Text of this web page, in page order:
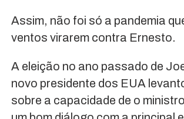
Assim, não foi só a pandemia
ventos virarem contra Ernesto.
A eleição no ano passado de
novo presidente dos EUA
sobre a capacidade de o